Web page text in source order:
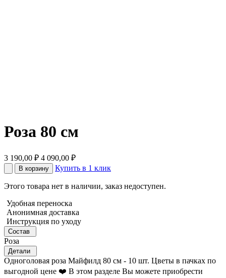
Роза 80 см
3 190,00 ₽ 4 090,00 ₽
В корзину Купить в 1 клик
Этого товара нет в наличии, заказ недоступен.
Удобная переноска
Анонимная доставка
Инструкция по уходу
Состав
Роза
Детали
Одноголовая роза Майфилд 80 см - 10 шт. Цветы в пачках по
выгодной цене ❤️ В этом разделе Вы можете приобрести